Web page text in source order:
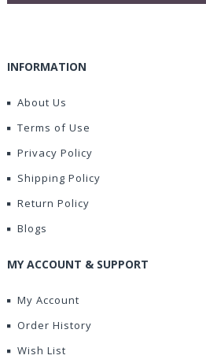
INFORMATION
About Us
Terms of Use
Privacy Policy
Shipping Policy
Return Policy
Blogs
MY ACCOUNT & SUPPORT
My Account
Order History
Wish List